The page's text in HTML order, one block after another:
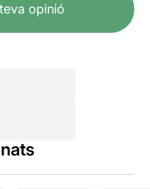
opinió